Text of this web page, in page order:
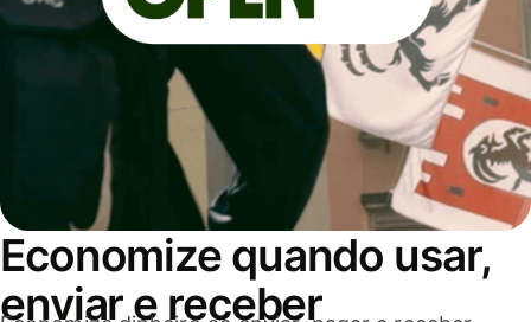
Economize quando usar,
enviar e receber